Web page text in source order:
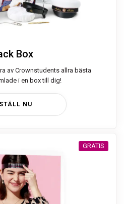
Box
av Crownstudents allra bästa
i en box till dig!
NU
GRATIS